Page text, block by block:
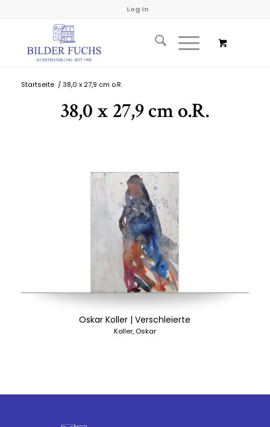
Log In
Startseite / 38,0 x 27,9 cm o.R.
38,0 x 27,9 cm o.R.
Oskar Koller | Verschleierte
Koller, Oskar